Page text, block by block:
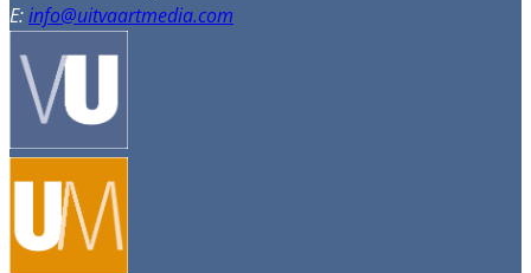
E:info@uitvaartmedia.com